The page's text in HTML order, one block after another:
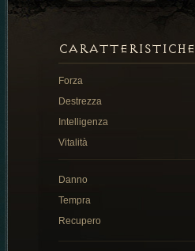
CARATTERISTICHE
Forza
Destrezza
Intelligenza
Vitalità
Danno
Tempra
Recupero